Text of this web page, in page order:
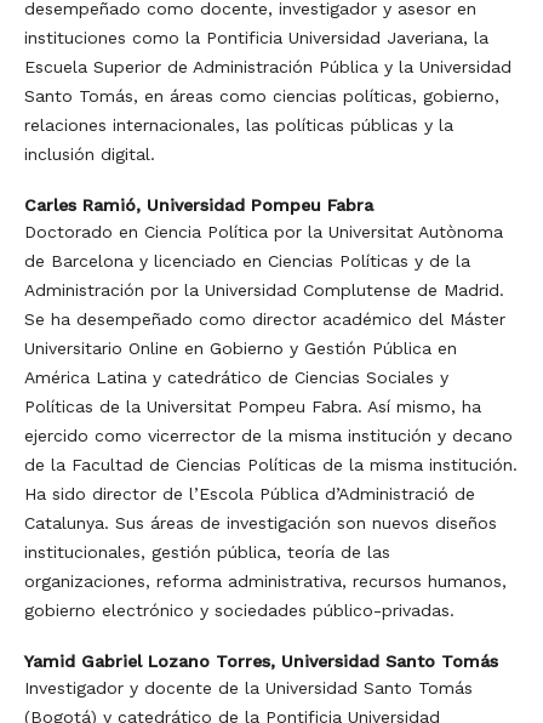
desempeñado como docente, investigador y asesor en
instituciones como la Pontificia Universidad Javeriana, la
Escuela Superior de Administración Pública y la Universidad
Santo Tomás, en áreas como ciencias políticas, gobierno,
relaciones internacionales, las políticas públicas y la
inclusión digital.
Carles Ramió, Universidad Pompeu Fabra
Doctorado en Ciencia Política por la Universitat Autònoma
de Barcelona y licenciado en Ciencias Políticas y de la
Administración por la Universidad Complutense de Madrid.
Se ha desempeñado como director académico del Máster
Universitario Online en Gobierno y Gestión Pública en
América Latina y catedrático de Ciencias Sociales y
Políticas de la Universitat Pompeu Fabra. Así mismo, ha
ejercido como vicerrector de la misma institución y decano
de la Facultad de Ciencias Políticas de la misma institución.
Ha sido director de l’Escola Pública d’Administració de
Catalunya. Sus áreas de investigación son nuevos diseños
institucionales, gestión pública, teoría de las
organizaciones, reforma administrativa, recursos humanos,
gobierno electrónico y sociedades público-privadas.
Yamid Gabriel Lozano Torres, Universidad Santo Tomás
Investigador y docente de la Universidad Santo Tomás
(Bogotá) y catedrático de la Pontificia Universidad